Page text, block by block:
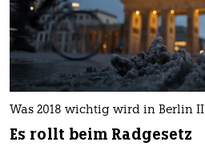
Was 2018 wichtig wird in Berlin II
Es rollt beim Radgesetz